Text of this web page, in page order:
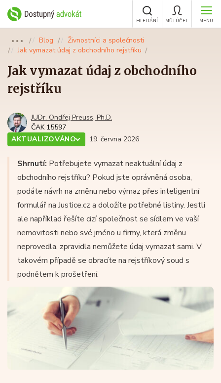
MENU
MŮJ ÚČET
HLEDÁNÍ
●●● Blog
Živnostníci a společnosti
Jak vymazat údaj z obchodního rejstříku
Jak vymazat údaj z obchodního
rejstříku
JUDr. Ondřej Preuss, Ph.D.
ČAK 15597
AKTUALIZOVÁNO
19. června 2026
Shrnutí: Potřebujete vymazat neaktuální údaj z
obchodního rejstříku? Pokud jste oprávněná osoba,
podáte návrh na změnu nebo výmaz přes inteligentní
formulář na Justice.cz a doložíte potřebné listiny. Jestli
ale například řešíte cizí společnost se sídlem ve vaší
nemovitosti nebo své jméno u firmy, která změnu
neprovedla, zpravidla nemůžete údaj vymazat sami. V
takovém případě se obracíte na rejstříkový soud s
podnětem k prošetření.